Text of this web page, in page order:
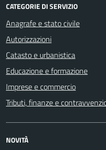
CATEGORIE DI SERVIZIO
Anagrafe e stato civile
Autorizzazioni
Catasto e urbanistica
Educazione e formazione
Imprese e commercio
Tributi, finanze e
NOVITÀ